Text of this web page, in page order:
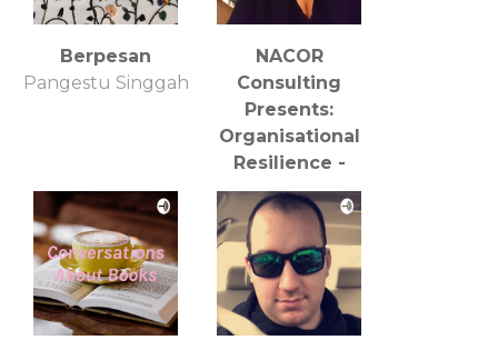
Berpesan
Pangestu Singgah
NACOR
Consulting
Presents:
Organisational
Resilience -
COVID19
Reflections
Catherine Strods